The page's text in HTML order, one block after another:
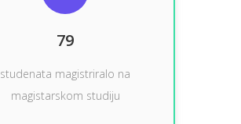
79
studenata magistriralo na
magistarskom studiju
magistarskom studiju